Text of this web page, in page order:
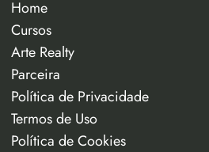
Home
Cursos
Arte Realty
Parceira
Política de Privacidade
Termos de Uso
Política de Cookies